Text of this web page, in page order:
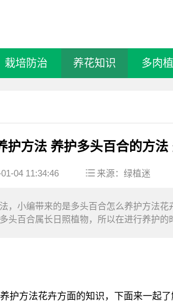
栽培防治 养花知识 多肉
护方法 养护多头百合的方
04 11:34:46 来源： 绿植迷
，小编带来的是多头百合怎么养护方法
头百合属长日照植物，所以在进行养护
护方法花卉方面的知识，下面来一起了